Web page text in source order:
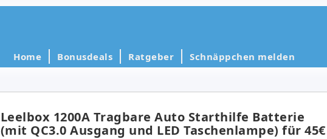
Home Bonusdeals Ratgeber Schnäppchen melden
Leelbox 1200A Tragbare Auto Starthilfe Batterie
(mit QC3.0 Ausgang und LED Taschenlampe) für 45€